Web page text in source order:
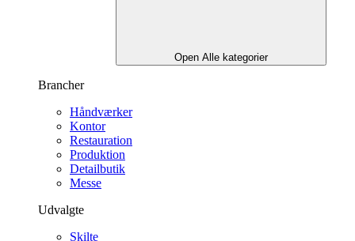
Open Alle kategorier
Brancher
Håndværker
Kontor
Restauration
Produktion
Detailbutik
Messe
Udvalgte
Skilte